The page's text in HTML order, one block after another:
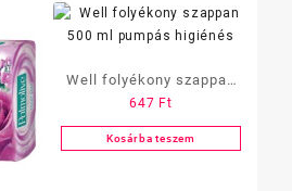
Well folyékony szappan
500 ml pumpás higiénés
647 Ft
Kosárba teszem